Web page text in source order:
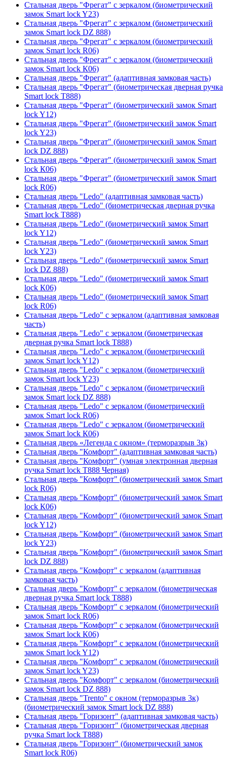
Стальная дверь "Фрегат" с зеркалом (биометрический
замок Smart lock Y23)
Стальная дверь "Фрегат" с зеркалом (биометрический
замок Smart lock DZ 888)
Стальная дверь "Фрегат" с зеркалом (биометрический
замок Smart lock R06)
Стальная дверь "Фрегат" с зеркалом (биометрический
замок Smart lock К06)
Стальная дверь "Фрегат" (адаптивная замковая часть)
Стальная дверь "Фрегат" (биометрическая дверная ручка
Smart lock T888)
Стальная дверь "Фрегат" (биометрический замок Smart
lock Y12)
Стальная дверь "Фрегат" (биометрический замок Smart
lock Y23)
Стальная дверь "Фрегат" (биометрический замок Smart
lock DZ 888)
Стальная дверь "Фрегат" (биометрический замок Smart
lock К06)
Стальная дверь "Фрегат" (биометрический замок Smart
lock R06)
Стальная дверь "Ledo" (адаптивная замковая часть)
Стальная дверь "Ledo" (биометрическая дверная ручка
Smart lock T888)
Стальная дверь "Ledo" (биометрический замок Smart
lock Y12)
Стальная дверь "Ledo" (биометрический замок Smart
lock Y23)
Стальная дверь "Ledo" (биометрический замок Smart
lock DZ 888)
Стальная дверь "Ledo" (биометрический замок Smart
lock К06)
Стальная дверь "Ledo" (биометрический замок Smart
lock R06)
Стальная дверь "Ledo" с зеркалом (адаптивная замковая
часть)
Стальная дверь "Ledo" с зеркалом (биометрическая
дверная ручка Smart lock T888)
Стальная дверь "Ledo" с зеркалом (биометрический
замок Smart lock Y12)
Стальная дверь "Ledo" с зеркалом (биометрический
замок Smart lock Y23)
Стальная дверь "Ledo" с зеркалом (биометрический
замок Smart lock DZ 888)
Стальная дверь "Ledo" с зеркалом (биометрический
замок Smart lock R06)
Стальная дверь "Ledo" с зеркалом (биометрический
замок Smart lock К06)
Стальная дверь «Легенда с окном» (терморазрыв 3к)
Стальная дверь "Комфорт" (адаптивная замковая часть)
Стальная дверь "Комфорт" (умная электронная дверная
ручка Smart lock T888 Черная)
Стальная дверь "Комфорт" (биометрический замок Smart
lock R06)
Стальная дверь "Комфорт" (биометрический замок Smart
lock К06)
Стальная дверь "Комфорт" (биометрический замок Smart
lock Y12)
Стальная дверь "Комфорт" (биометрический замок Smart
lock Y23)
Стальная дверь "Комфорт" (биометрический замок Smart
lock DZ 888)
Стальная дверь "Комфорт" с зеркалом (адаптивная
замковая часть)
Стальная дверь "Комфорт" с зеркалом (биометрическая
дверная ручка Smart lock T888)
Стальная дверь "Комфорт" с зеркалом (биометрический
замок Smart lock R06)
Стальная дверь "Комфорт" с зеркалом (биометрический
замок Smart lock К06)
Стальная дверь "Комфорт" с зеркалом (биометрический
замок Smart lock Y12)
Стальная дверь "Комфорт" с зеркалом (биометрический
замок Smart lock Y23)
Стальная дверь "Комфорт" с зеркалом (биометрический
замок Smart lock DZ 888)
Стальная дверь "Trento" с окном (терморазрыв 3к)
(биометрический замок Smart lock DZ 888)
Стальная дверь "Горизонт" (адаптивная замковая часть)
Стальная дверь "Горизонт" (биометрическая дверная
ручка Smart lock T888)
Стальная дверь "Горизонт" (биометрический замок
Smart lock R06)